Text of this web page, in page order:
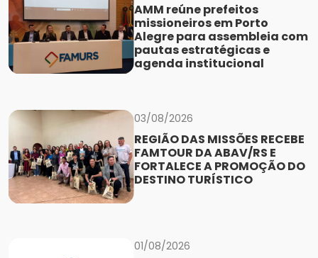
AMM reúne prefeitos
missioneiros em Porto
Alegre para assembleia com
pautas estratégicas e
agenda institucional
03/08/2026
REGIÃO DAS MISSÕES RECEBE
FAMTOUR DA ABAV/RS E
FORTALECE A PROMOÇÃO DO
DESTINO TURÍSTICO
01/08/2026